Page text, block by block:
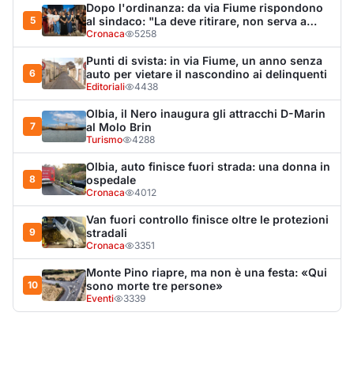
5
Dopo l'ordinanza: da via Fiume rispondono
al sindaco: "La deve ritirare, non serva a
nulla"
Cronaca 5258
6
Punti di svista: in via Fiume, un anno senza
auto per vietare il nascondino ai delinquenti
Editoriali 4438
7
Olbia, il Nero inaugura gli attracchi D-Marin
al Molo Brin
Turismo 4288
8
Olbia, auto finisce fuori strada: una donna in
ospedale
Cronaca 4012
9
Van fuori controllo finisce oltre le protezioni
stradali
Cronaca 3351
10
Monte Pino riapre, ma non è una festa: «Qui
sono morte tre persone»
Eventi 3339